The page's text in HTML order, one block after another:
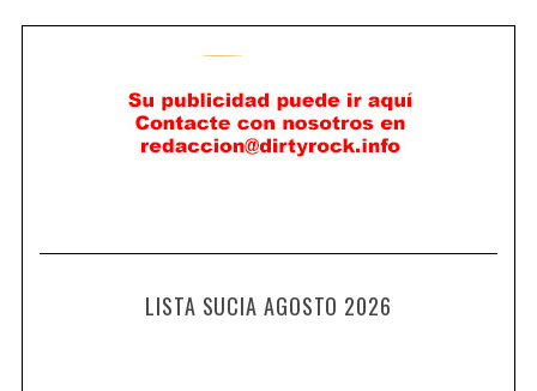
LISTA SUCIA AGOSTO 2026